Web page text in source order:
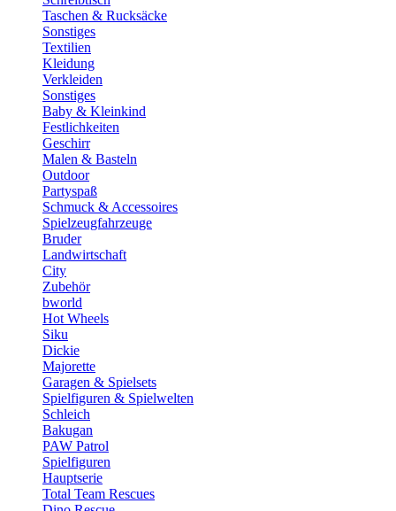
Taschen & Rucksäcke
Sonstiges
Textilien
Kleidung
Verkleiden
Sonstiges
Baby & Kleinkind
Festlichkeiten
Geschirr
Malen & Basteln
Outdoor
Partyspaß
Schmuck & Accessoires
Spielzeugfahrzeuge
Bruder
Landwirtschaft
City
Zubehör
bworld
Hot Wheels
Siku
Dickie
Majorette
Garagen & Spielsets
Spielfiguren & Spielwelten
Schleich
Bakugan
PAW Patrol
Spielfiguren
Hauptserie
Total Team Rescues